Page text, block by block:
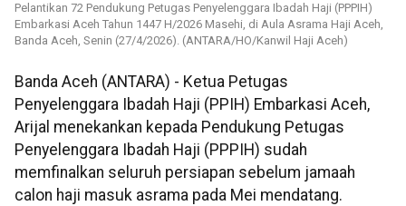
Pelantikan 72 Pendukung Petugas Penyelenggara Ibadah Haji (PPPIH)
Embarkasi Aceh Tahun 1447 H/2026 Masehi, di Aula Asrama Haji Aceh,
Banda Aceh, Senin (27/4/2026). (ANTARA/HO/Kanwil Haji Aceh)
Banda Aceh (ANTARA) - Ketua Petugas
Penyelenggara Ibadah Haji (PPIH) Embarkasi Aceh,
Arijal menekankan kepada Pendukung Petugas
Penyelenggara Ibadah Haji (PPPIH) sudah
memfinalkan seluruh persiapan sebelum jamaah
calon haji masuk asrama pada Mei mendatang.